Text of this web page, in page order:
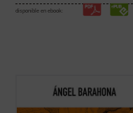
disponible en ebook:
Las preguntas que surgen en este ensayo
son inquietantes: ¿por qué la hostilidad